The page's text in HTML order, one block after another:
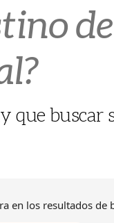
que buscar
en los resultados de